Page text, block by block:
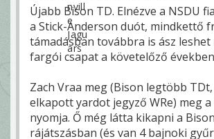
Újabb Bison TD. Elnézve a NSDU
a Stick-Anderson duót, mindkettő
támadásban továbbra is ász leshet
fargói csapat a követelőző években
Zach Vraa meg (Bison legtöbb
elkapott yardot jegyző WRe) meg a
nyomja. Ő még látta kikapni a
rájátszásban (és van 4 bajnoki